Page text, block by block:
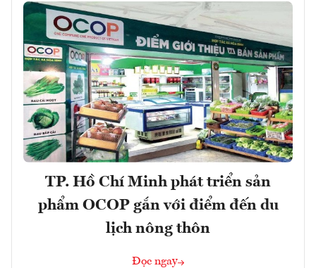
TP. Hồ Chí Minh phát triển sản
phẩm OCOP gắn với điểm đến du
lịch nông thôn
Đọc ngay